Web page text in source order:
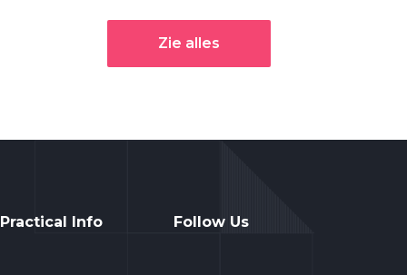
Zie alles
Practical Info Follow Us